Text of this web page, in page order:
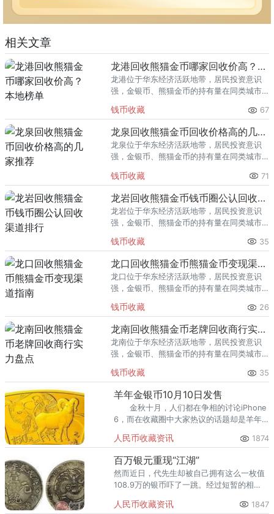
相关文章
龙港回收熊猫金币哪家回收价高？本地榜单
龙港位于华东经济活跃地带，居民投资意识
强，金银币、熊猫金币的持有量在同类城市
熊猫金币的需求就明显升温，但鱼龙混杂的
回收渠道里，能精准识别版别溢
钱币收藏 67
龙泉回收熊猫金币回收价格高的几家推荐
龙泉位于华东经济活跃地带，居民投资意识
强，金银币、熊猫金币的持有量在同类城市
熊猫金币的需求就明显升温，但鱼龙混杂的
回收渠道里，能精准识别版别溢
钱币收藏 71
龙岩回收熊猫金币钱币圈公认回收渠道排行
龙岩位于华东经济活跃地带，居民投资意识
强，金银币、熊猫金币的持有量在同类城市
熊猫金币的需求就明显升温，但鱼龙混杂的
回收渠道里，能精准识别版别溢
钱币收藏 35
龙口回收熊猫金币熊猫金币变现渠道指南
龙口位于华东经济活跃地带，居民投资意识
强，金银币、熊猫金币的持有量在同类城市
熊猫金币的需求就明显升温，但鱼龙混杂的
回收渠道里，能精准识别版别溢
钱币收藏 26
龙南回收熊猫金币老牌回收商行实力盘点
龙南位于华东经济活跃地带，居民投资意识
强，金银币、熊猫金币的持有量在同类城市
熊猫金币的需求就明显升温，但鱼龙混杂的
回收渠道里，能精准识别版别溢
钱币收藏 35
羊年金银币10月10日发售
金秋十月，人们都在争相的讨论iPhone
6，而在收藏圈中大家热议的话题却是羊年
于10月10日发行“2015乙未年(羊年)金银纪
念币”。引发了收藏爱好者的关注。
人民币收藏资讯 1874
百万银元重现“江湖”
然而近日，代先生却被自己拥有这么一枚值
108.9万的银币吓了一跳。经过短暂的相
爱，就以2000元的价格把家里的十块银币全
人民币收藏资讯 1847